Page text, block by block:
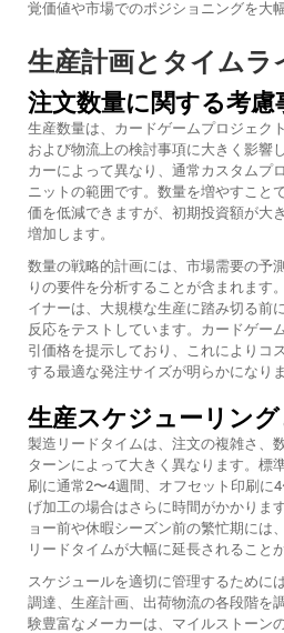
覚価値や市場でのポジショニングを大
生産計画とタイムラ
注文数量に関する考慮
生産数量は、カードゲームプロジェク
および物流上の検討事項に大きく影響
カーによって異なり、通常カスタムプ
ニットの範囲です。数量を増やすこと
価を低減できますが、初期投資額が大
増加します。
数量の戦略的計画には、市場需要の予
りの要件を分析することが含まれます
イナーは、大規模な生産に踏み切る前
反応をテストしています。カードゲー
引価格を提示しており、これによりコ
する最適な発注サイズが明らかになりま
生産スケジューリン
製造リードタイムは、注文の複雑さ、
ターンによって大きく異なります。標
刷に通常2〜4週間、オフセット印刷に
げ加工の場合はさらに時間がかかりま
ョー前や休暇シーズン前の繁忙期には
リードタイムが大幅に延長されること
スケジュールを適切に管理するために
調達、生産計画、出荷物流の各段階を
験豊富なメーカーは、マイルストーン